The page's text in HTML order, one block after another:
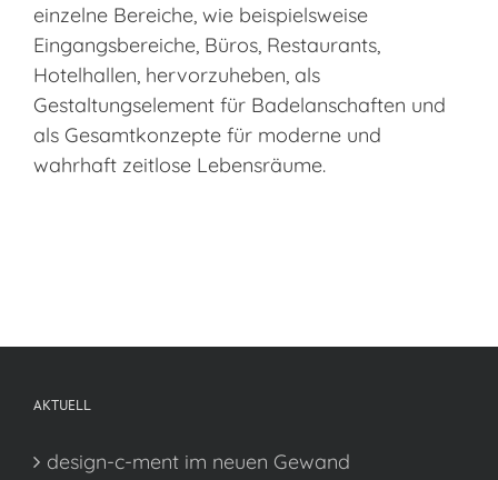
einzelne Bereiche, wie beispielsweise
Eingangsbereiche, Büros, Restaurants,
Hotelhallen, hervorzuheben, als
Gestaltungselement für Badelanschaften und
als Gesamtkonzepte für moderne und
wahrhaft zeitlose Lebensräume.
AKTUELL
design-c-ment im neuen Gewand